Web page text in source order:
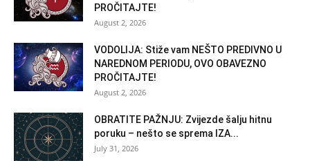
PROČITAJTE!
August 2, 2026
VODOLIJA: Stiže vam NEŠTO PREDIVNO U
NAREDNOM PERIODU, OVO OBAVEZNO
PROČITAJTE!
August 2, 2026
OBRATITE PAŽNJU: Zvijezde šalju hitnu
poruku – nešto se sprema IZA...
July 31, 2026